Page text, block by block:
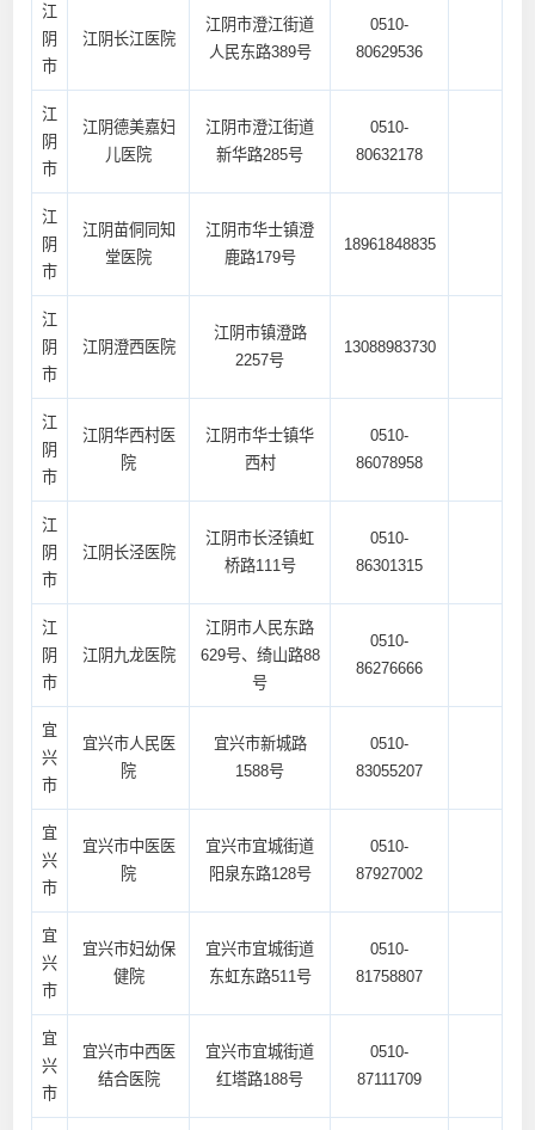
江
阴
市
江阴长江医院
江阴市澄江街道
人民东路389号
0510-
80629536
江
阴
市
江阴德美嘉妇
儿医院
江阴市澄江街道
新华路285号
0510-
80632178
江
阴
市
江阴苗侗同知
堂医院
江阴市华士镇澄
鹿路179号
18961848835
江
阴
市
江阴澄西医院
江阴市镇澄路
2257号
13088983730
江
阴
市
江阴华西村医
院
江阴市华士镇华
西村
0510-
86078958
江
阴
市
江阴长泾医院
江阴市长泾镇虹
桥路111号
0510-
86301315
江
阴
市
江阴九龙医院
江阴市人民东路
629号、绮山路88
号
0510-
86276666
宜
兴
市
宜兴市人民医
院
宜兴市新城路
1588号
0510-
83055207
宜
兴
市
宜兴市中医医
院
宜兴市宜城街道
阳泉东路128号
0510-
87927002
宜
兴
市
宜兴市妇幼保
健院
宜兴市宜城街道
东虹东路511号
0510-
81758807
宜
兴
市
宜兴市中西医
结合医院
宜兴市宜城街道
红塔路188号
0510-
87111709